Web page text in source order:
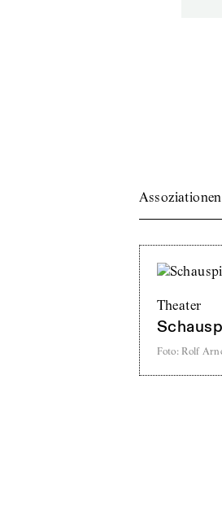
Assoziationen
Theater
Foto: Rolf